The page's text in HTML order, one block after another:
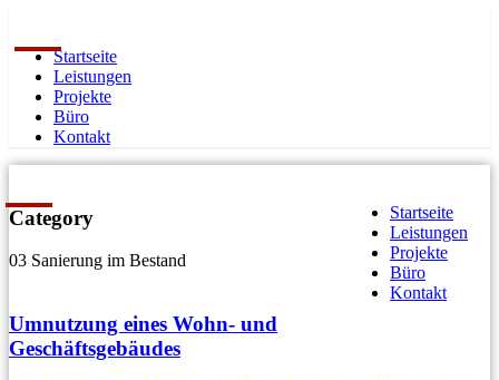
Startseite
Leistungen
Projekte
Büro
Kontakt
Startseite
Leistungen
Projekte
Büro
Kontakt
Category
03 Sanierung im Bestand
Umnutzung eines Wohn- und
Geschäftsgebäudes